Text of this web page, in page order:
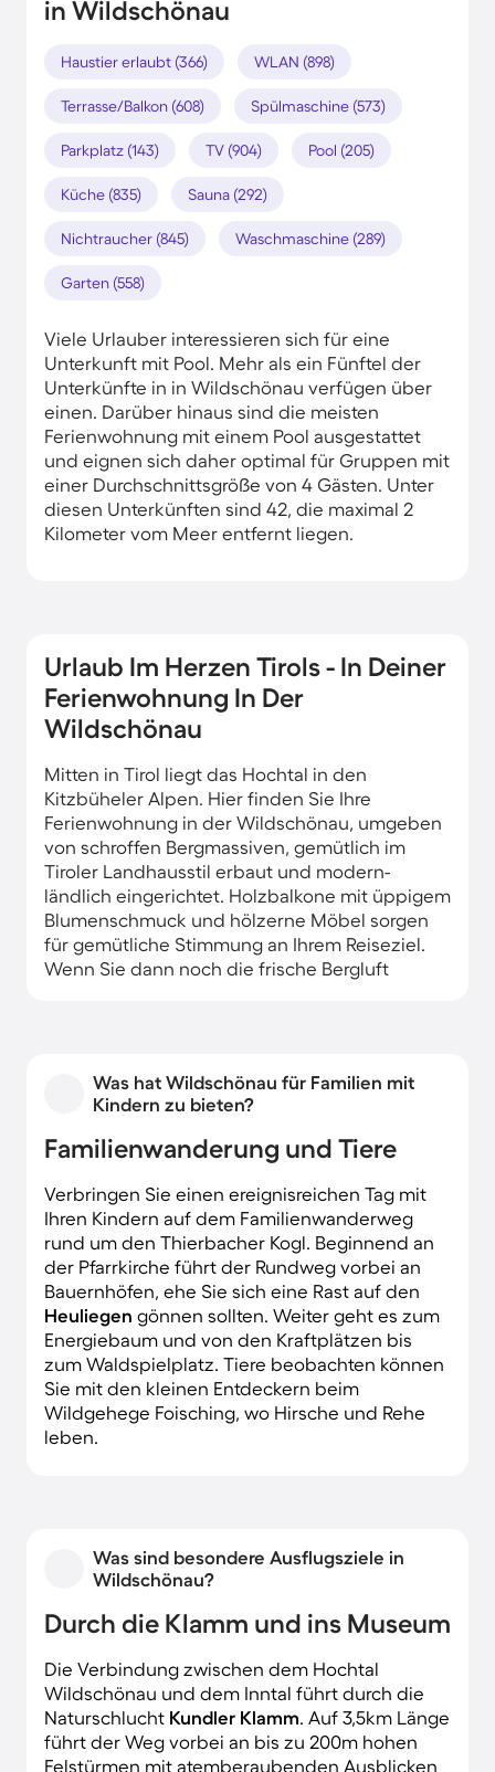
in Wildschönau
Haustier erlaubt (366) WLAN (898)
Terrasse/Balkon (608) Spülmaschine (573)
Parkplatz (143) TV (904) Pool (205)
Küche (835) Sauna (292)
Nichtraucher (845) Waschmaschine (289)
Garten (558)
Viele Urlauber interessieren sich für eine
Unterkunft mit Pool. Mehr als ein Fünftel der
Unterkünfte in in Wildschönau verfügen über
einen. Darüber hinaus sind die meisten
Ferienwohnung mit einem Pool ausgestattet
und eignen sich daher optimal für Gruppen mit
einer Durchschnittsgröße von 4 Gästen. Unter
diesen Unterkünften sind 42, die maximal 2
Kilometer vom Meer entfernt liegen.
Urlaub Im Herzen Tirols - In Deiner
Ferienwohnung In Der
Wildschönau
Mitten in Tirol liegt das Hochtal in den
Kitzbüheler Alpen. Hier finden Sie Ihre
Ferienwohnung in der Wildschönau, umgeben
von schroffen Bergmassiven, gemütlich im
Tiroler Landhausstil erbaut und modern-
ländlich eingerichtet. Holzbalkone mit üppigem
Blumenschmuck und hölzerne Möbel sorgen
für gemütliche Stimmung an Ihrem Reiseziel.
Wenn Sie dann noch die frische Bergluft
Was hat Wildschönau für Familien mit
Kindern zu bieten?
Familienwanderung und Tiere
Verbringen Sie einen ereignisreichen Tag mit
Ihren Kindern auf dem Familienwanderweg
rund um den Thierbacher Kogl. Beginnend an
der Pfarrkirche führt der Rundweg vorbei an
Bauernhöfen, ehe Sie sich eine Rast auf den
Heuliegen gönnen sollten. Weiter geht es zum
Energiebaum und von den Kraftplätzen bis
zum Waldspielplatz. Tiere beobachten können
Sie mit den kleinen Entdeckern beim
Wildgehege Foisching, wo Hirsche und Rehe
leben.
Was sind besondere Ausflugsziele in
Wildschönau?
Durch die Klamm und ins Museum
Die Verbindung zwischen dem Hochtal
Wildschönau und dem Inntal führt durch die
Naturschlucht Kundler Klamm. Auf 3,5km Länge
führt der Weg vorbei an bis zu 200m hohen
Felstürmen mit atemberaubenden Ausblicken